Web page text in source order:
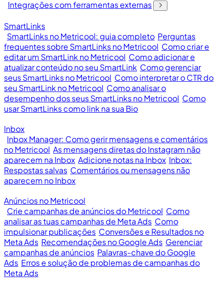
Integrações com ferramentas externas
SmartLinks
SmartLinks no Metricool: guia completo Perguntas
frequentes sobre SmartLinks no Metricool Como criar e
editar um SmartLink no Metricool Como adicionar e
atualizar conteúdo no seu SmartLink Como gerenciar
seus SmartLinks no Metricool Como interpretar o CTR do
seu SmartLink no Metricool Como analisar o
desempenho dos seus SmartLinks no Metricool Como
usar SmartLinks como link na sua Bio
Inbox
Inbox Manager: Como gerir mensagens e comentários
no Metricool As mensagens diretas do Instagram não
aparecem na Inbox Adicione notas na Inbox Inbox:
Respostas salvas Comentários ou mensagens não
aparecem no Inbox
Anúncios no Metricool
Crie campanhas de anúncios do Metricool Como
analisar as tuas campanhas de Meta Ads Como
impulsionar publicações Conversões e Resultados no
Meta Ads Recomendações no Google Ads Gerenciar
campanhas de anúncios Palavras-chave do Google
Ads Erros e solução de problemas de campanhas do
Meta Ads